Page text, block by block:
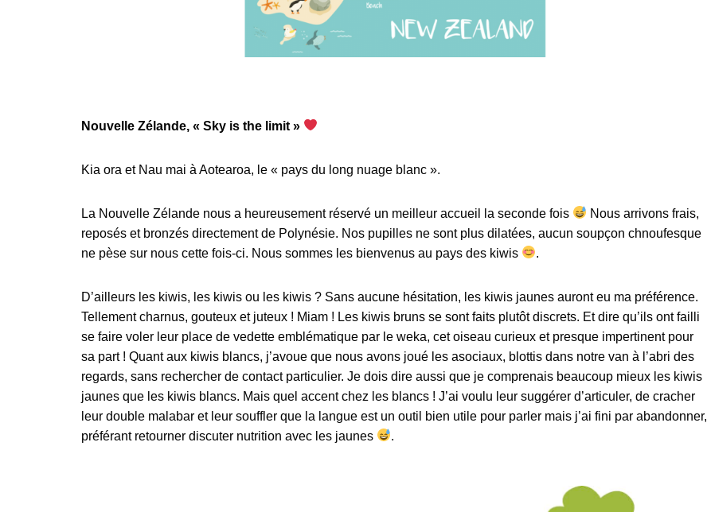
Nouvelle Zélande, « Sky is the limit »
Kia ora et Nau mai à Aotearoa, le « pays du long nuage blanc ».
La Nouvelle Zélande nous a heureusement réservé un meilleur accueil la seconde fois
Nous arrivons frais,
reposés et bronzés directement de Polynésie. Nos pupilles ne sont plus dilatées, aucun soupçon chnoufesque
ne pèse sur nous cette fois-ci. Nous sommes les bienvenus au pays des kiwis
.
D’ailleurs les kiwis, les kiwis ou les kiwis ? Sans aucune hésitation, les kiwis jaunes auront eu ma préférence.
Tellement charnus, gouteux et juteux ! Miam ! Les kiwis bruns se sont faits plutôt discrets. Et dire qu’ils ont failli
se faire voler leur place de vedette emblématique par le weka, cet oiseau curieux et presque impertinent pour
sa part ! Quant aux kiwis blancs, j’avoue que nous avons joué les asociaux, blottis dans notre van à l’abri des
regards, sans rechercher de contact particulier. Je dois dire aussi que je comprenais beaucoup mieux les kiwis
jaunes que les kiwis blancs. Mais quel accent chez les blancs ! J’ai voulu leur suggérer d’articuler, de cracher
leur double malabar et leur souffler que la langue est un outil bien utile pour parler mais j’ai fini par abandonner,
préférant retourner discuter nutrition avec les jaunes
.